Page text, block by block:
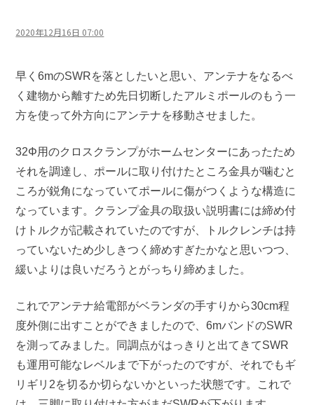
2020年12月16日 07:00
早く6mのSWRを落としたいと思い、アンテナをなるべ
く建物から離すため先日切断したアルミポールのもう一
方を使って外方向にアンテナを移動させました。
32Φ用のクロスクランプがホームセンターにあったため
それを調達し、ポールに取り付けたところ金具が噛むと
ころが鋭角になっていてポールに傷がつくような構造に
なっています。クランプ金具の取扱い説明書には締め付
けトルクが記載されていたのですが、トルクレンチは持
っていないため少しきつく締めすぎたかなと思いつつ、
緩いよりは良いだろうとがっちり締めました。
これでアンテナ給電部がベランダの手すりから30cm程
度外側に出すことができましたので、6mバンドのSWR
を測ってみました。同調点がはっきりと出てきてSWR
も運用可能なレベルまで下がったのですが、それでもギ
リギリ2を切るか切らないかといった状態です。これで